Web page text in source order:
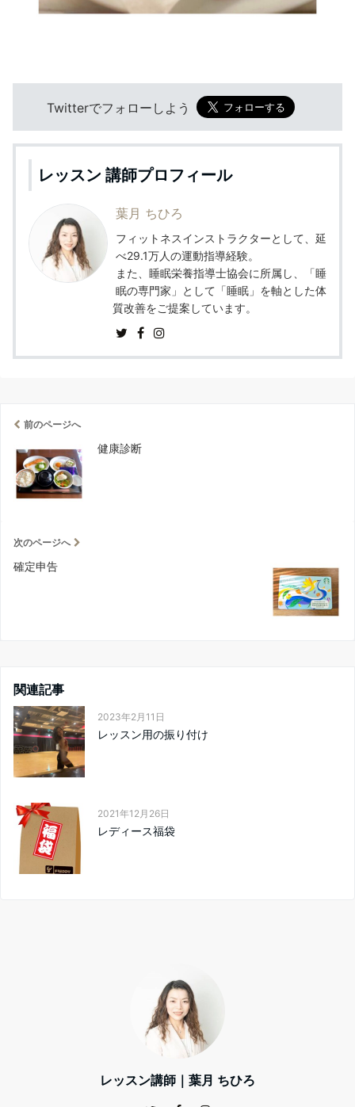
Twitterでフォローしよう
レッスン 講師プロフィール
葉月 ちひろ
フィットネスインストラクターとして、延
べ29.1万人の運動指導経験。
また、睡眠栄養指導士協会に所属し、「睡
眠の専門家」として「睡眠」を軸とした体
質改善をご提案しています。
前のページへ
健康診断
次のページへ
確定申告
関連記事
2023年2月11日
レッスン用の振り付け
2021年12月26日
レディース福袋
レッスン講師｜葉月 ちひろ